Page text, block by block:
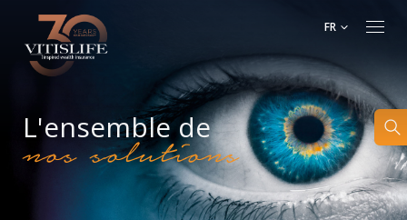
FR
L'ensemble de
nos solutions